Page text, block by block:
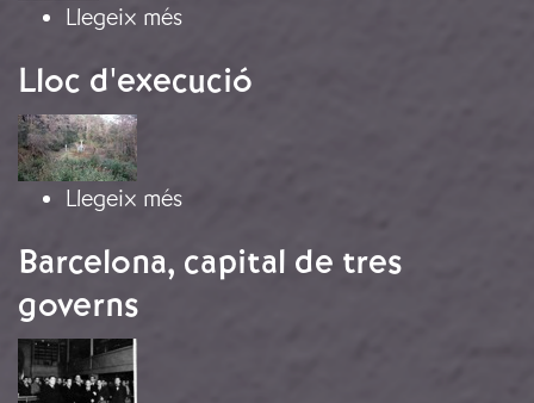
Llegeix méssobre Les restes mecàniques de La
Lloc d'execució
Imatge
Llegeix méssobre Lloc d'execució
Barcelona, capital de tres
governs
Imatge